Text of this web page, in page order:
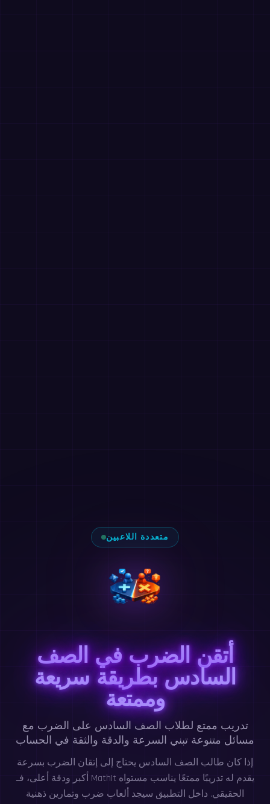
متعددة اللاعبين
أتقن الضرب في الصف
السادس بطريقة سريعة
وممتعة
تدريب ممتع لطلاب الصف السادس على الضرب مع
مسائل متنوعة تبني السرعة والدقة والثقة في الحساب
إذا كان طالب الصف السادس يحتاج إلى إتقان الضرب بسرعة
أكبر ودقة أعلى، فـ MathIt يقدم له تدريبًا ممتعًا يناسب مستواه
الحقيقي. داخل التطبيق سيجد ألعاب ضرب وتمارين ذهنية